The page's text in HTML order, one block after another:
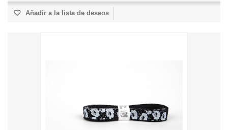
Añadir a la lista de deseos